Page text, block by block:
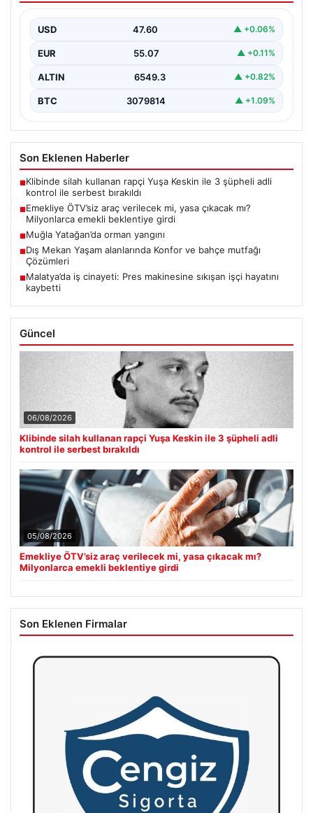
USD 47.60 ▲ +0.06%
EUR 55.07 ▲ +0.11%
ALTIN 6549.3 ▲ +0.82%
BTC 3079814 ▲ +1.09%
Son Eklenen Haberler
■Klibinde silah kullanan rapçi Yuşa Keskin ile 3 şüpheli adli
kontrol ile serbest bırakıldı
■Emekliye ÖTV’siz araç verilecek mi, yasa çıkacak mı?
Milyonlarca emekli beklentiye girdi
■Muğla Yatağan’da orman yangını
■Dış Mekan Yaşam alanlarında Konfor ve bahçe mutfağı
Çözümleri
■Malatya’da iş cinayeti: Pres makinesine sıkışan işçi hayatını
kaybetti
Güncel
06/08/2026
Klibinde silah kullanan rapçi Yuşa Keskin ile 3 şüpheli adli
kontrol ile serbest bırakıldı
05/08/2026
Emekliye ÖTV’siz araç verilecek mi, yasa çıkacak mı?
Milyonlarca emekli beklentiye girdi
Son Eklenen Firmalar